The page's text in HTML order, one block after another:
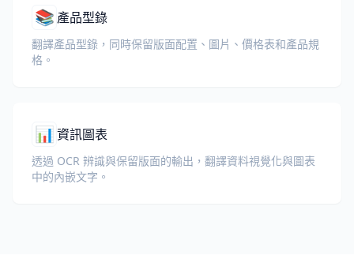
📚 產品型錄
翻譯產品型錄，同時保留版面配置、圖片、價格表和產品規
格。
📊 資訊圖表
透過 OCR 辨識與保留版面的輸出，翻譯資料視覺化與圖表
中的內嵌文字。